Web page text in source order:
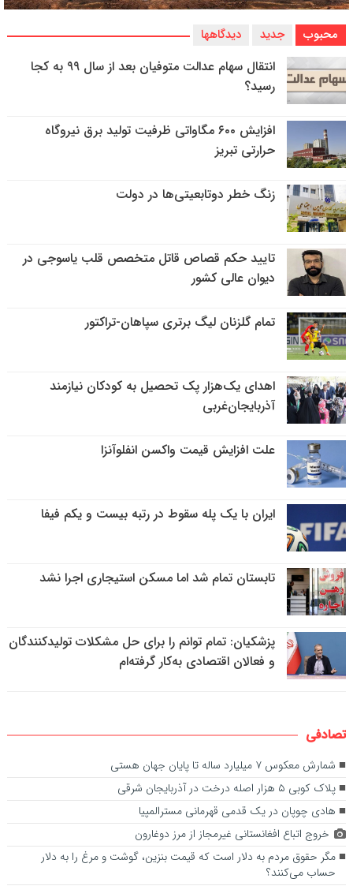
محبوب جدید دیدگاهها
انتقال سهام عدالت متوفیان بعد از سال ۹۹ به کجا
رسید؟
افزایش ۶۰۰ مگاواتی ظرفیت تولید برق نیروگاه
حرارتی تبریز
زنگ خطر دوتابعیتی‌ها در دولت
تایید حکم قصاص قاتل متخصص قلب یاسوجی در
دیوان عالی کشور
تمام گلزنان لیگ‌ برتری سپاهان-تراکتور
اهدای یک‌هزار پک تحصیل به کودکان نیازمند
آذربایجان‌غربی
علت افزایش قیمت واکسن انفلوآنزا
ایران با یک پله سقوط در رتبه بیست و یکم فیفا
تابستان تمام شد اما مسکن استیجاری اجرا نشد
پزشکیان: تمام توانم را برای حل مشکلات تولیدکنندگان
و فعالان اقتصادی به‌کار گرفته‌ام
تصادفی
شمارش معکوس ۷ میلیارد ساله تا پایان جهان هستی
پلاک کوبی ۵ هزار اصله درخت در آذربایجان شرقی
هادی چوپان در یک قدمی قهرمانی مسترالمپیا
خروج اتباع افغانستانی غیرمجاز از مرز دوغارون
مگر حقوق مردم به دلار است که قیمت بنزین، گوشت و مرغ را به دلار
حساب می‌کنند؟